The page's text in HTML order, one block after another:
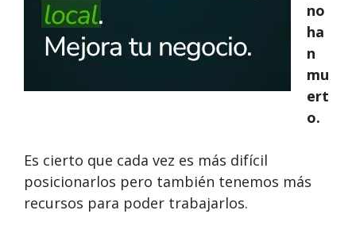
no
ha
n
mu
ert
o.
Es cierto que cada vez es más difícil
posicionarlos pero también tenemos más
recursos para poder trabajarlos.